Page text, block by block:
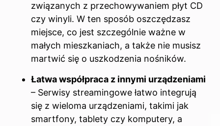
związanych z przechowywaniem płyt CD
czy winyli. W ten sposób oszczędzasz
miejsce, co jest szczególnie ważne w
małych mieszkaniach, a także nie musisz
martwić się o uszkodzenia nośników.
Łatwa współpraca z innymi urządzeniami
– Serwisy streamingowe łatwo integrują
się z wieloma urządzeniami, takimi jak
smartfony, tablety czy komputery, a